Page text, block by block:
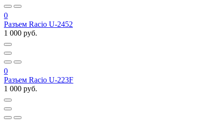
0
Разъем Racio U-2452
1 000 руб.
0
Разъем Racio U-223F
1 000 руб.